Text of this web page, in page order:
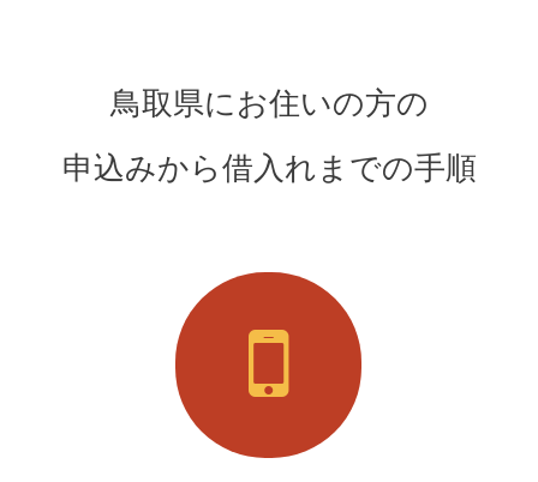
鳥取県にお住いの方の
申込みから借入れまでの手順